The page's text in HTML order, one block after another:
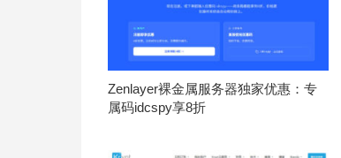
Zenlayer裸金属服务器独家优惠：专
属码idcspy享8折